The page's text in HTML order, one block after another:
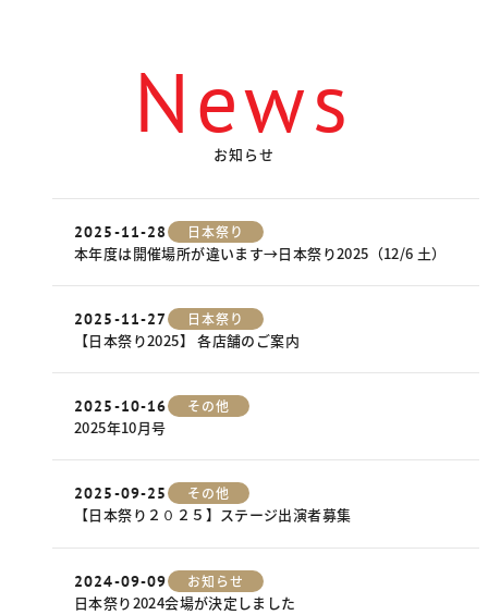
News
お知らせ
2025-11-28 日本祭り
本年度は開催場所が違います→日本祭り2025（12/6 土）
2025-11-27 日本祭り
【日本祭り2025】 各店舗のご案内
2025-10-16 その他
2025年10月号
2025-09-25 その他
【日本祭り２０２５】ステージ出演者募集
2024-09-09 お知らせ
日本祭り2024会場が決定しました